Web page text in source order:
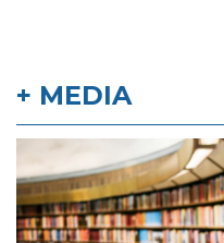
+ MEDIA